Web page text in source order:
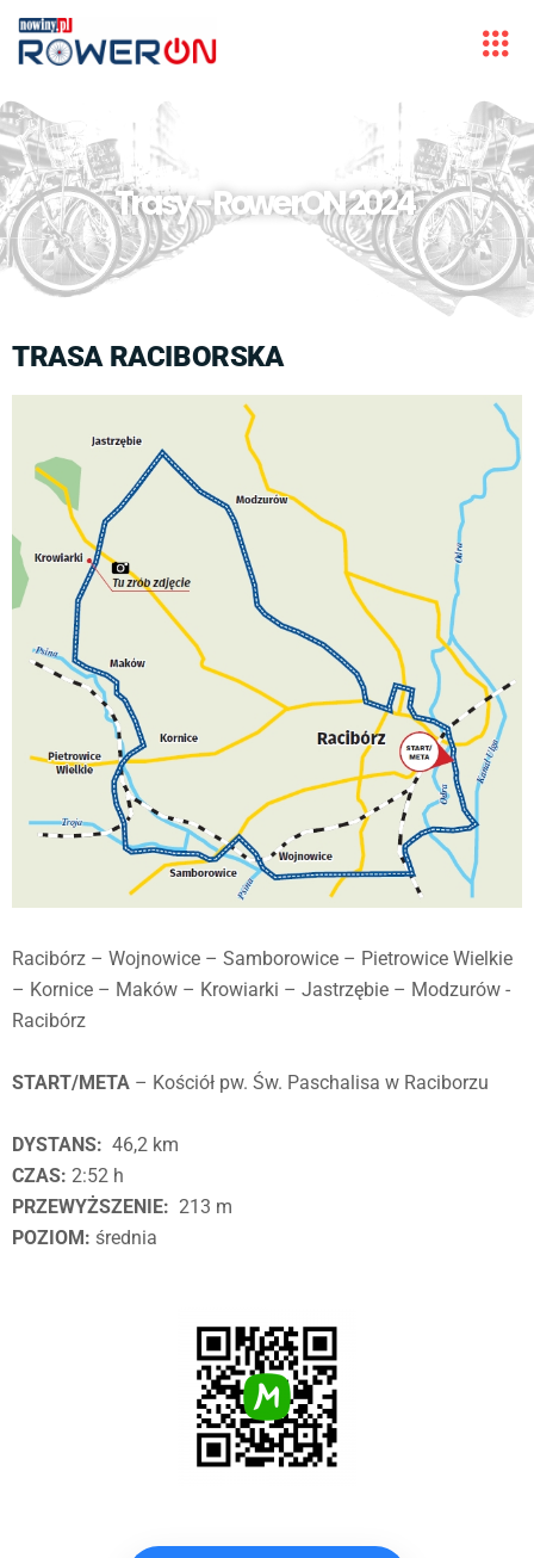
Trasy - RowerON 2024
TRASA RACIBORSKA
Racibórz – Wojnowice – Samborowice – Pietrowice Wielkie
– Kornice – Maków – Krowiarki – Jastrzębie – Modzurów -
Racibórz
START/META – Kościół pw. Św. Paschalisa w Raciborzu
DYSTANS: 46,2 km
CZAS: 2:52 h
PRZEWYŻSZENIE: 213 m
POZIOM: średnia